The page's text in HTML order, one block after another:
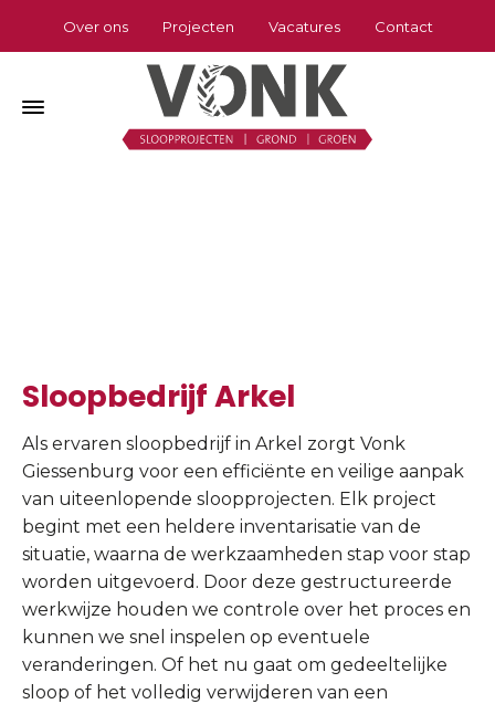
Over ons Projecten Vacatures Contact
Sloopbedrijf Arkel
Als ervaren sloopbedrijf in Arkel zorgt Vonk
Giessenburg voor een efficiënte en veilige aanpak
van uiteenlopende sloopprojecten. Elk project
begint met een heldere inventarisatie van de
situatie, waarna de werkzaamheden stap voor stap
worden uitgevoerd. Door deze gestructureerde
werkwijze houden we controle over het proces en
kunnen we snel inspelen op eventuele
veranderingen. Of het nu gaat om gedeeltelijke
sloop of het volledig verwijderen van een